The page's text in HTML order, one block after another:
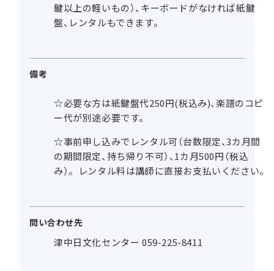
鍵以上の軽いもの）、キーボードがなければ紙鍵
盤、レンタルもできます。
備考
☆必要な方は紙鍵盤代250円(税込み)、楽譜のコピ
ー代が別途必要です。
☆事前申し込みでレンタル可（台数限定、3カ月間
の期間限定、持ち帰り不可）、1カ月500円（税込
み）。レンタル料は講師に直接お支払いください。
問い合わせ先
津中日文化センター 059-225-8411